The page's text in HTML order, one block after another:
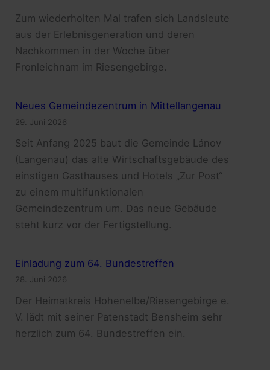
Zum wiederholten Mal trafen sich Landsleute
aus der Erlebnisgeneration und deren
Nachkommen in der Woche über
Fronleichnam im Riesengebirge.
Neues Gemeindezentrum in Mittellangenau
29. Juni 2026
Seit Anfang 2025 baut die Gemeinde Lánov
(Langenau) das alte Wirtschaftsgebäude des
einstigen Gasthauses und Hotels „Zur Post“
zu einem multifunktionalen
Gemeindezentrum um. Das neue Gebäude
steht kurz vor der Fertigstellung.
Einladung zum 64. Bundestreffen
28. Juni 2026
Der Heimatkreis Hohenelbe/Riesengebirge e.
V. lädt mit seiner Patenstadt Bensheim sehr
herzlich zum 64. Bundestreffen ein.